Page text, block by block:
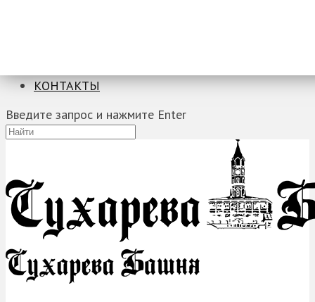
КОНТАКТЫ
Введите запрос и нажмите Enter